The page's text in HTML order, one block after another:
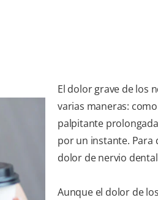
El dolor grave de los
varias maneras:
palpitante
por un instante. Para
dolor de nervio
Aunque el dolor de